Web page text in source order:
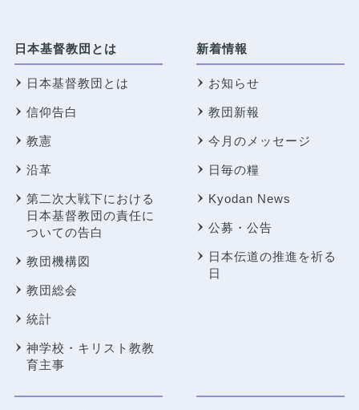
日本基督教団とは
日本基督教団とは
信仰告白
教憲
沿革
第二次大戦下における
日本基督教団の責任に
ついての告白
教団機構図
教団総会
統計
神学校・キリスト教教
育主事
新着情報
お知らせ
教団新報
今月のメッセージ
日毎の糧
Kyodan News
公募・公告
日本伝道の推進を祈る
日